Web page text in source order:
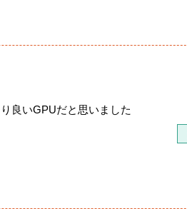
良いGPUだと思いました